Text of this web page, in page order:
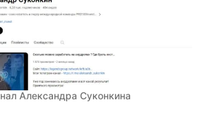
Александра Суконкина